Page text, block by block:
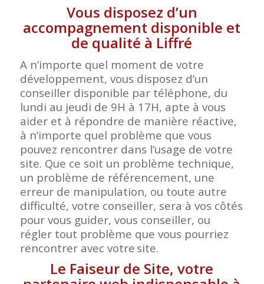
Vous disposez d’un
accompagnement disponible et
de qualité à Liffré
A n’importe quel moment de votre
développement, vous disposez d’un
conseiller disponible par téléphone, du
lundi au jeudi de 9H à 17H, apte à vous
aider et à répondre de manière réactive,
à n’importe quel problème que vous
pouvez rencontrer dans l’usage de votre
site. Que ce soit un problème technique,
un problème de référencement, une
erreur de manipulation, ou toute autre
difficulté, votre conseiller, sera à vos côtés
pour vous guider, vous conseiller, ou
régler tout problème que vous pourriez
rencontrer avec votre site.
Le Faiseur de Site, votre